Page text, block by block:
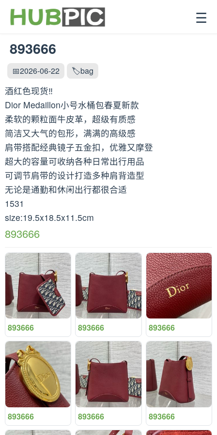
☰
893666
📅2026-06-22 🏷️bag
酒红色现货‼️
Dior Medaillon小号水桶包春夏新款
柔软的颗粒面牛皮革，超级有质感
简洁又大气的包形，满满的高级感
肩带搭配经典镜子五金扣，优雅又摩登
超大的容量可收纳各种日常出行用品
可调节肩带的设计打造多种肩背造型
无论是通勤和休闲出行都很合适
1531
size:19.5x18.5x11.5cm
893666
893666 893666 893666
893666 893666 893666